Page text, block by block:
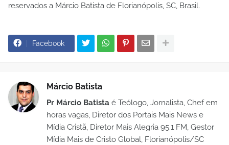
reservados a Márcio Batista de Florianópolis, SC, Brasil.
Facebook
Márcio Batista
Pr Márcio Batista é Teólogo, Jornalista, Chef em
horas vagas, Diretor dos Portais Mais News e
Mídia Cristã, Diretor Mais Alegria 95.1 FM, Gestor
Mídia Mais de Cristo Global, Florianópolis/SC